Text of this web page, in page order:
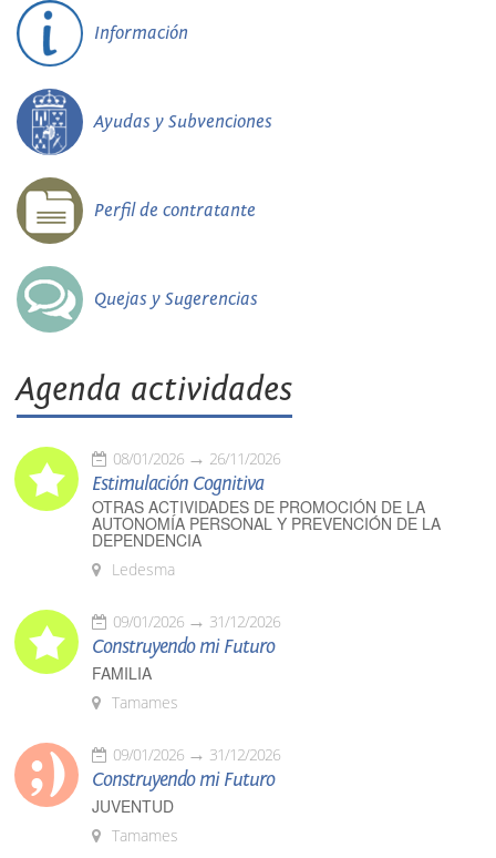
Información
Ayudas y Subvenciones
Perfil de contratante
Quejas y Sugerencias
Agenda actividades
08/01/2026 26/11/2026
Estimulación Cognitiva
OTRAS ACTIVIDADES DE PROMOCIÓN DE LA
AUTONOMÍA PERSONAL Y PREVENCIÓN DE LA
DEPENDENCIA
Ledesma
09/01/2026 31/12/2026
Construyendo mi Futuro
FAMILIA
Tamames
09/01/2026 31/12/2026
Construyendo mi Futuro
JUVENTUD
Tamames